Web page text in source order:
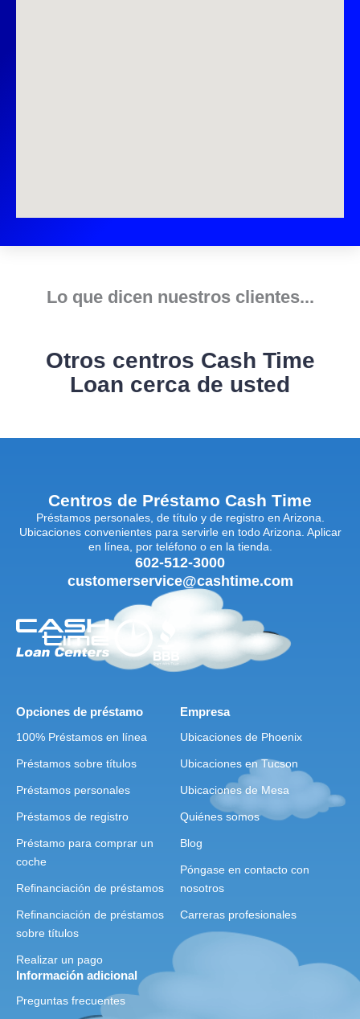
Lo que dicen nuestros clientes...
Otros centros Cash Time
Loan cerca de usted
Centros de Préstamo Cash Time
Préstamos personales, de título y de registro en Arizona.
Ubicaciones convenientes para servirle en todo Arizona. Aplicar
en línea, por teléfono o en la tienda.
602-512-3000
customerservice@cashtime.com
Opciones de préstamo
100% Préstamos en línea
Préstamos sobre títulos
Préstamos personales
Préstamos de registro
Préstamo para comprar un
coche
Refinanciación de préstamos
Refinanciación de préstamos
sobre títulos
Realizar un pago
Empresa
Ubicaciones de Phoenix
Ubicaciones en Tucson
Ubicaciones de Mesa
Quiénes somos
Blog
Póngase en contacto con
nosotros
Carreras profesionales
Información adicional
Preguntas frecuentes